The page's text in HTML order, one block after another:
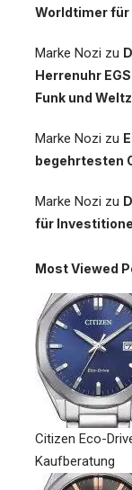
Worldtimer für
Marke Nozi zu
Herrenuhr
Funk und
Marke Nozi zu
begehrtesten
Marke Nozi zu
für
Most Viewed
Citizen Eco-
Kaufberatung